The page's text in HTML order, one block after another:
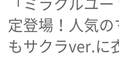
ファッション
ビューティー
定登場！人気
もサクラver.に